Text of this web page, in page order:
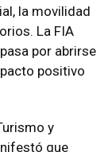
la movilidad
La FIA
por abrirse
positivo
y
que